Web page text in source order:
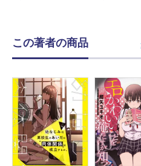
この著者の商品